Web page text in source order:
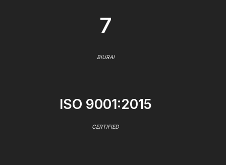
7
BIURAI
ISO 9001:2015
CERTIFIED